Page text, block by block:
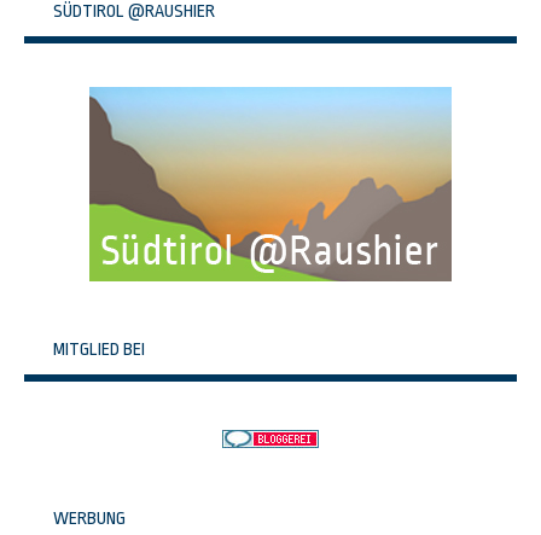
SÜDTIROL @RAUSHIER
MITGLIED BEI
WERBUNG